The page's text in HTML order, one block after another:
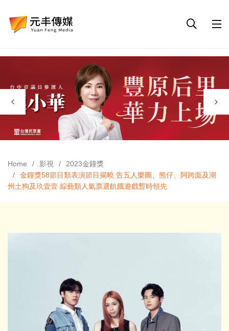
Home 影視
2023金鐘獎
金鐘獎58節目類表演節目揭曉 告五人樂團、熊仔、阿跨面及潮
州土狗及玖壹壹 綜藝類人氣票選飢餓遊戲暫時領先